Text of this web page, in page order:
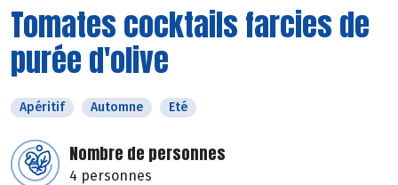
Tomates cocktails farcies de
purée d'olive
Apéritif Automne Eté
Nombre de personnes
4 personnes